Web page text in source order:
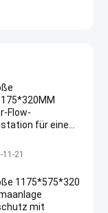
Flow-
für eine
21
1175*575*320
mit